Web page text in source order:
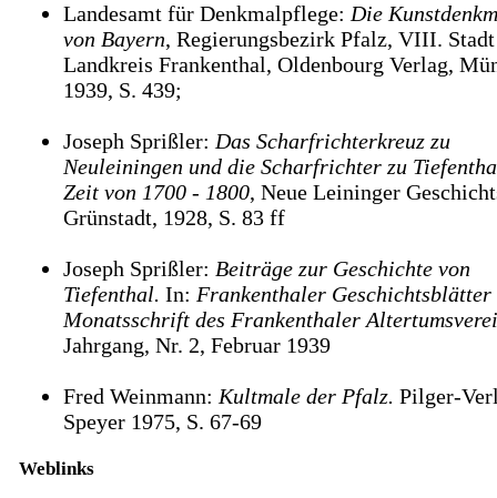
Landesamt für Denkmalpflege: Die
von Bayern, Regierungsbezirk Pfalz, VIII.
Landkreis Frankenthal, Oldenbourg Verlag,
1939, S. 439;
Joseph Sprißler: Das Scharfrichterkreuz zu
Neuleiningen und die Scharfrichter zu
Zeit von 1700 - 1800, Neue Leininger
Grünstadt, 1928, S. 83 ff
Joseph Sprißler: Beiträge zur Geschichte von
Tiefenthal. In: Frankenthaler Geschichtsblätter
Monatsschrift des Frankenthaler
Jahrgang, Nr. 2, Februar 1939
Fred Weinmann: Kultmale der Pfalz. Pilger-
Speyer 1975, S. 67-69
Weblinks